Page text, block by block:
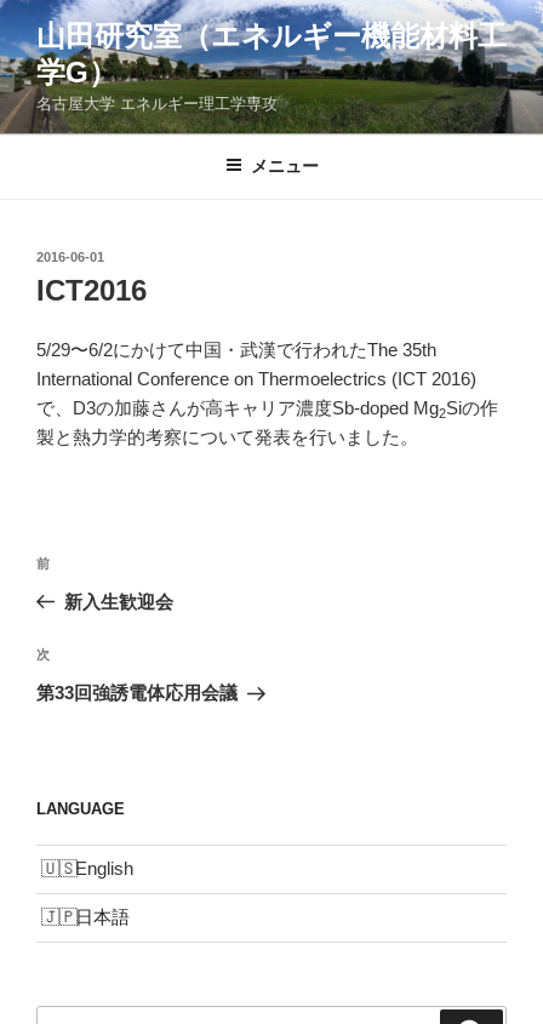
コ
ン
テ
ン
ツ
山田研究室（エネルギー機能材料工
学G）
名古屋大学 エネルギー理工学専攻
メニュー
投
稿
日:
2016-06-01
ICT2016
5/29〜6/2にかけて中国・武漢で行われたThe 35th
International Conference on Thermoelectrics (ICT 2016)
で、D3の加藤さんが高キャリア濃度Sb-doped Mg2Siの作
製と熱力学的考察について発表を行いました。
投
ビ
ゲ
ン
前
の
稿
前
新入生歓迎会
次
の
次
第33回強誘電体応用会議
LANGUAGE
English
日本語